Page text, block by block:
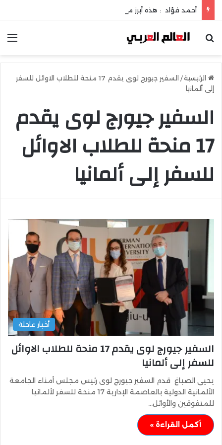
أحمد فؤاد : هذه أبرز مضاعفات حصوات المرارة !
بحث عن
الرئيسية/
السفير جيورج لوى يقدم 17 منحة للطلاب الاوائل للسفر
إلى ألمانيا
السفير جيورج لوى يقدم
17 منحة للطلاب الاوائل
للسفر إلى ألمانيا
أخبار عاجلة
السفير جيورج لوى يقدم 17 منحة للطلاب الاوائل
للسفر إلى ألمانيا
يحيى الصباغ قدم السفير جيورج لوى رئيس مجلس أمناء الجامعة
الألمانية الدولية بالعاصمة الإدارية 17 منحة للسفر لألمانيا
للمتفوقين والأوائل…
أكمل القراءة »